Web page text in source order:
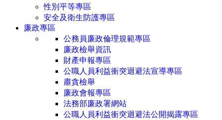
性別平等專區
安全及衛生防護專區
廉政專區
公務員廉政倫理規範專區
廉政檢舉資訊
財產申報專區
公職人員利益衝突迴避法宣導專區
肅貪檢舉
廉政會報專區
法務部廉政署網站
公職人員利益衝突迴避法公開揭露專區